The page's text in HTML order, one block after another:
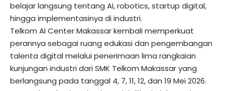
belajar langsung tentang AI, robotics, startup digital,
hingga implementasinya di industri.
Telkom AI Center Makassar kembali memperkuat
perannya sebagai ruang edukasi dan pengembangan
talenta digital melalui penerimaan lima rangkaian
kunjungan industri dari SMK Telkom Makassar yang
berlangsung pada tanggal 4, 7, 11, 12, dan 19 Mei 2026.